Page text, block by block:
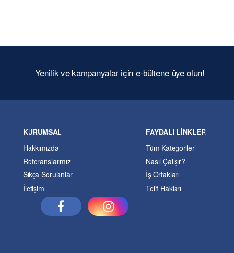
Yenilik ve kampanyalar için e-bültene üye olun!
KURUMSAL
Hakkımızda
Referanslarımız
Sıkça Sorulanlar
İletişim
FAYDALI LİNKLER
Tüm Kategoriler
Nasıl Çalışır?
İş Ortakları
Telif Hakları